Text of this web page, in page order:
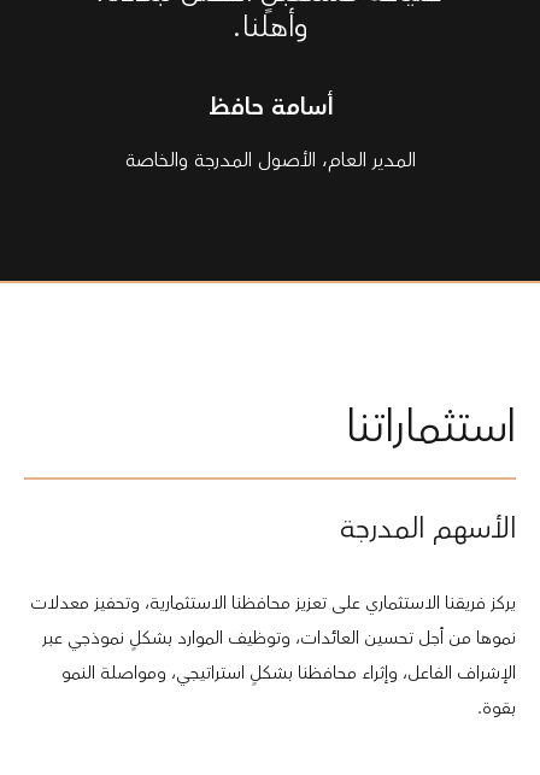
وأهلنا.
أسامة حافظ
المدير العام، الأصول المدرجة والخاصة
استثماراتنا
الأسهم المدرجة
يركز فريقنا الاستثماري على تعزيز محافظنا الاستثمارية، وتحفيز معدلات
نموها من أجل تحسين العائدات، وتوظيف الموارد بشكلٍ نموذجي عبر
الإشراف الفاعل، وإثراء محافظنا بشكلٍ استراتيجي، ومواصلة النمو
بقوة.